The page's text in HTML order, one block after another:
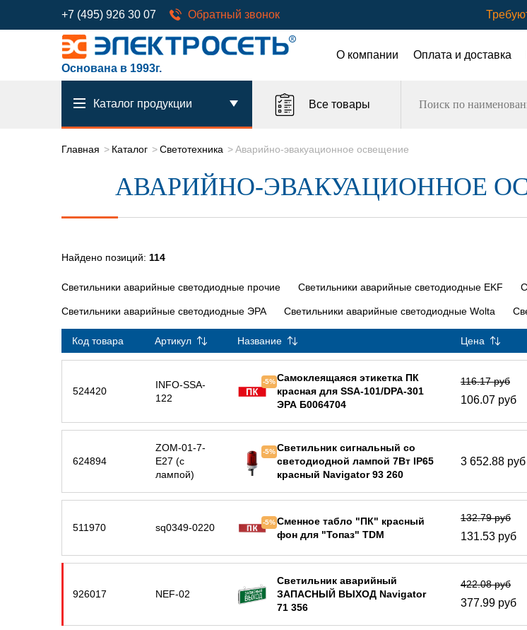
+7 (495) 926 30 07 Обратный звонок
Основана в 1993г.
О компании Оплата и доставка
Каталог продукции Все товары
Главная Каталог Светотехника Аварийно-эвакуационное освещение
АВАРИЙНО-ЭВАКУАЦИОННОЕ
Найдено позиций: 114
Светильники аварийные светодиодные прочие Светильники аварийные светодиодные EKF
Светильники аварийные светодиодные ЭРА Светильники аварийные светодиодные Wolta
Код товара Артикул Название Цена
524420
INFO-SSA-
122
-5%Самоклеящаяся этикетка ПК
красная для SSA-101/DPA-301
ЭРА Б0064704
116.17 руб
106.07 руб
624894
ZOM-01-7-
E27 (с
лампой)
-5%Светильник сигнальный со
светодиодной лампой 7Вт IP65
красный Navigator 93 260
3 652.88 руб
511970 sq0349-0220 -5%Сменное табло "ПК" красный
фон для "Топаз" TDM
132.79 руб
131.53 руб
926017 NEF-02
Светильник аварийный
ЗАПАСНЫЙ ВЫХОД Navigator
71 356
422.08 руб
377.99 руб